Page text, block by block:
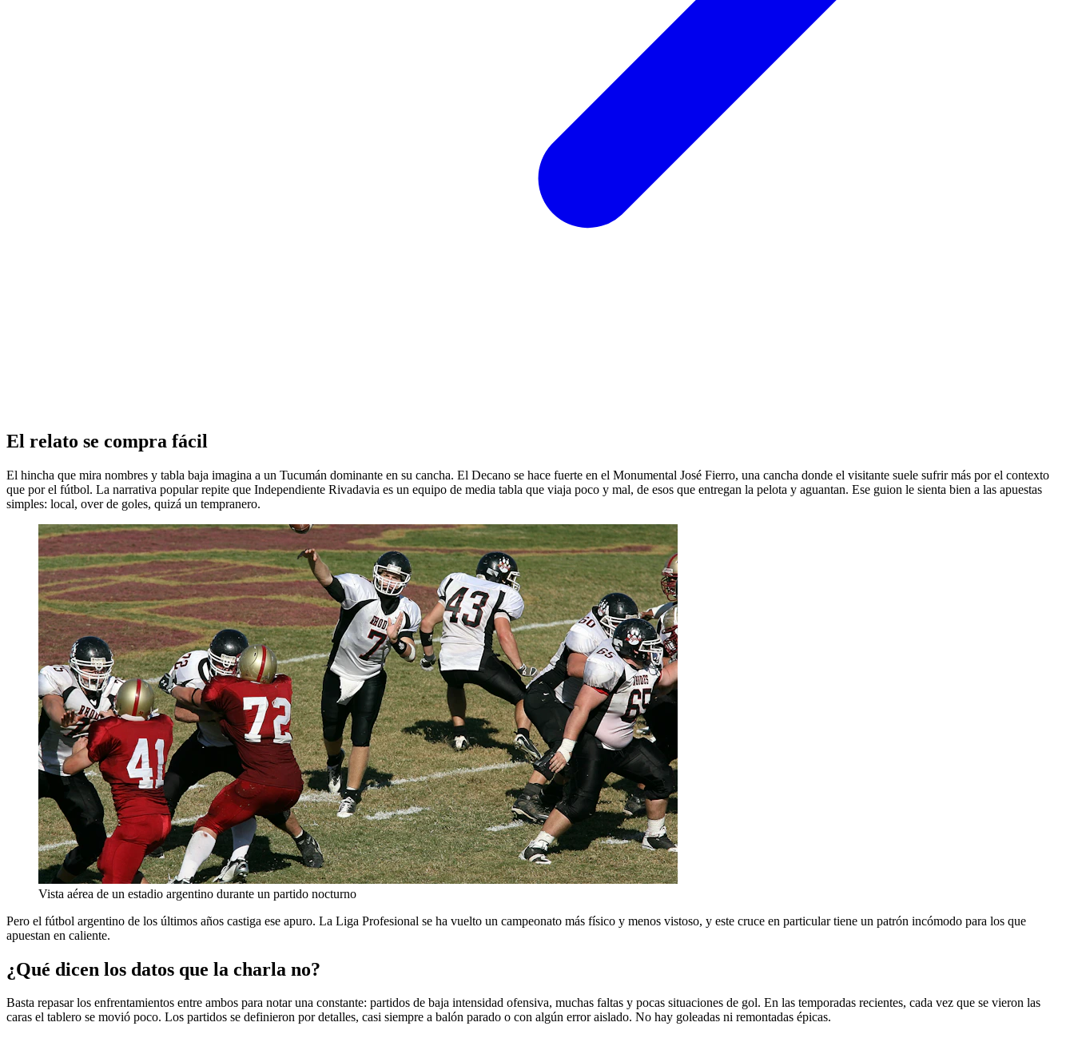
El relato se compra fácil
El hincha que mira nombres y tabla baja imagina a un Tucumán dominante en su cancha. El Decano se hace fuerte en el Monumental José Fierro, una cancha donde el visitante suele sufrir más por el contexto
que por el fútbol. La narrativa popular repite que Independiente Rivadavia es un equipo de media tabla que viaja poco y mal, de esos que entregan la pelota y aguantan. Ese guion le sienta bien a las apuestas
simples: local, over de goles, quizá un tempranero.
Vista aérea de un estadio argentino durante un partido nocturno
Pero el fútbol argentino de los últimos años castiga ese apuro. La Liga Profesional se ha vuelto un campeonato más físico y menos vistoso, y este cruce en particular tiene un patrón incómodo para los que
apuestan en caliente.
¿Qué dicen los datos que la charla no?
Basta repasar los enfrentamientos entre ambos para notar una constante: partidos de baja intensidad ofensiva, muchas faltas y pocas situaciones de gol. En las temporadas recientes, cada vez que se vieron las
caras el tablero se movió poco. Los partidos se definieron por detalles, casi siempre a balón parado o con algún error aislado. No hay goleadas ni remontadas épicas.